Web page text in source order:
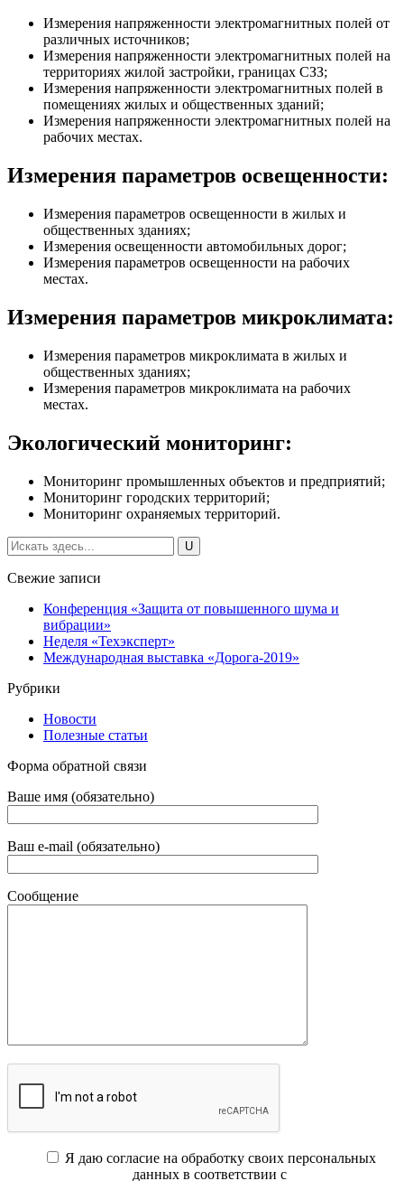
Измерения напряженности электромагнитных полей от
различных источников;
Измерения напряженности электромагнитных полей на
территориях жилой застройки, границах СЗЗ;
Измерения напряженности электромагнитных полей в
помещениях жилых и общественных зданий;
Измерения напряженности электромагнитных полей на
рабочих местах.
Измерения параметров освещенности:
Измерения параметров освещенности в жилых и
общественных зданиях;
Измерения освещенности автомобильных дорог;
Измерения параметров освещенности на рабочих
местах.
Измерения параметров микроклимата:
Измерения параметров микроклимата в жилых и
общественных зданиях;
Измерения параметров микроклимата на рабочих
местах.
Экологический мониторинг:
Мониторинг промышленных объектов и предприятий;
Мониторинг городских территорий;
Мониторинг охраняемых территорий.
Свежие записи
Конференция «Защита от повышенного шума и
вибрации»
Неделя «Техэксперт»
Международная выставка «Дорога-2019»
Рубрики
Новости
Полезные статьи
Форма обратной связи
Ваше имя (обязательно)
Ваш e-mail (обязательно)
Сообщение
Я даю согласие на обработку своих персональных
данных в соответствии с